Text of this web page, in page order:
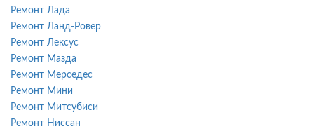
Ремонт Лада
Ремонт Ланд-Ровер
Ремонт Лексус
Ремонт Мазда
Ремонт Мерседес
Ремонт Мини
Ремонт Митсубиси
Ремонт Ниссан